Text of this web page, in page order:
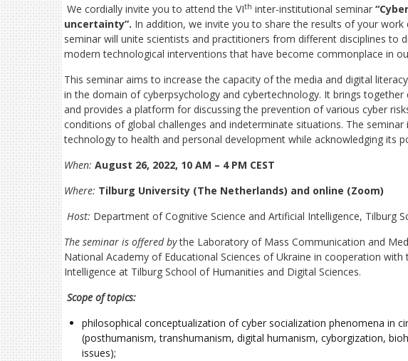
We cordially invite you to attend the VIth inter-institutional seminar
uncertainty”. In addition, we invite you to share the results of your
seminar will unite scientists and practitioners from different disciplines to
modern technological interventions that have become commonplace in
This seminar aims to increase the capacity of the media and digital
in the domain of cyberpsychology and cybertechnology. It brings
and provides a platform for discussing the prevention of various cyber
conditions of global challenges and indeterminate situations. The
technology to health and personal development while acknowledging its
When: August 26, 2022, 10 AM – 4 PM CEST
Where: Tilburg University (The Netherlands) and online (Zoom)
Host: Department of Cognitive Science and Artificial Intelligence, Tilburg
The seminar is offered bythe Laboratory of Mass Communication and
National Academy of Educational Sciences of Ukraine in cooperation
Intelligence at Tilburg School of Humanities and Digital Sciences.
Scope of topics:
philosophical conceptualization of cyber socialization phenomena in
(posthumanism, transhumanism, digital humanism, cyborgization,
issues);